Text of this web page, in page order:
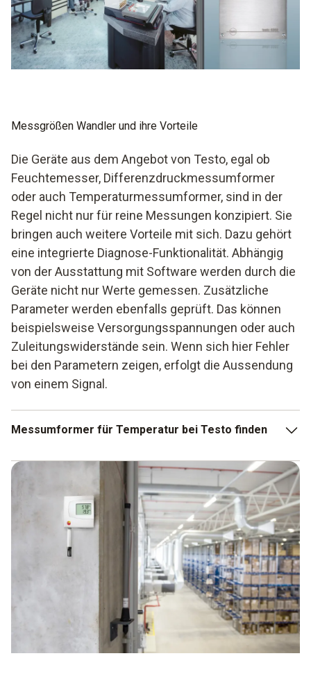
Messgrößen Wandler und ihre Vorteile
Die Geräte aus dem Angebot von Testo, egal ob
Feuchtemesser, Differenzdruckmessumformer
oder auch Temperaturmessumformer, sind in der
Regel nicht nur für reine Messungen konzipiert. Sie
bringen auch weitere Vorteile mit sich. Dazu gehört
eine integrierte Diagnose-Funktionalität. Abhängig
von der Ausstattung mit Software werden durch die
Geräte nicht nur Werte gemessen. Zusätzliche
Parameter werden ebenfalls geprüft. Das können
beispielsweise Versorgungsspannungen oder auch
Zuleitungswiderstände sein. Wenn sich hier Fehler
bei den Parametern zeigen, erfolgt die Aussendung
von einem Signal.
Messumformer für Temperatur bei Testo finden
Sie sind auf der Suche nach einem hochwertigen
Messumformer für Temperatur und möchten bei dem Gerät
keine Kompromisse eingehen. Für diesen Fall haben wir
eine Auswahl an verschiedenen Modellen
zusammengestellt, auf die Sie zurückgreifen können. So
gibt es bei Testo ganz klassische Temperaturumformer, die
zur Übertragung von Temperaturdaten dienen. Gleichzeitig
haben Sie die Möglichkeit, sich für einen Temperatur- und
Feuchte-Messumformer zu entscheiden. Die Kombination
dieser Messgeräte erspart Ihnen einen teilweise hohen
Aufwand und bringt eine einfache Bedienung mit. In der
Produktions- und Verfahrenstechnik können Sie den